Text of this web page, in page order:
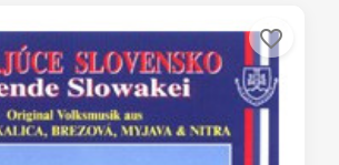
favorite_border